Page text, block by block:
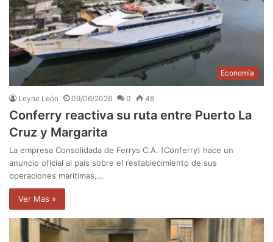
Economía
Leyne León 09/06/2026 0 48
Conferry reactiva su ruta entre Puerto La
Cruz y Margarita
La empresa Consolidada de Ferrys C.A. (Conferry) hace un
anuncio oficial al país sobre el restablecimiento de sus
operaciones marítimas,…
Ver Mas »